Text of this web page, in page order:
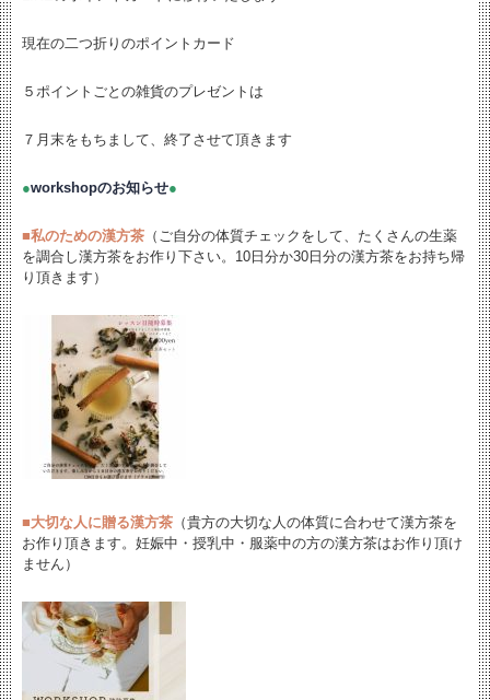
現在の二つ折りのポイントカード
５ポイントごとの雑貨のプレゼントは
７月末をもちまして、終了させて頂きます
●workshopのお知らせ●
■私のための漢方茶 （ご自分の体質チェックをして、たくさんの生薬
を調合し漢方茶をお作り下さい。10日分か30日分の漢方茶をお持ち帰
り頂きます）
■大切な人に贈る漢方茶 （貴方の大切な人の体質に合わせて漢方茶を
お作り頂きます。妊娠中・授乳中・服薬中の方の漢方茶はお作り頂け
ません）